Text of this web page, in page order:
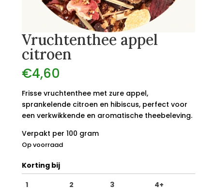
Vruchtenthee appel
citroen
€4,60
Frisse vruchtenthee met zure appel,
sprankelende citroen en hibiscus, perfect voor
een verkwikkende en aromatische theebeleving.
Verpakt per 100 gram
Op voorraad
Korting bij
1
2 3 4+